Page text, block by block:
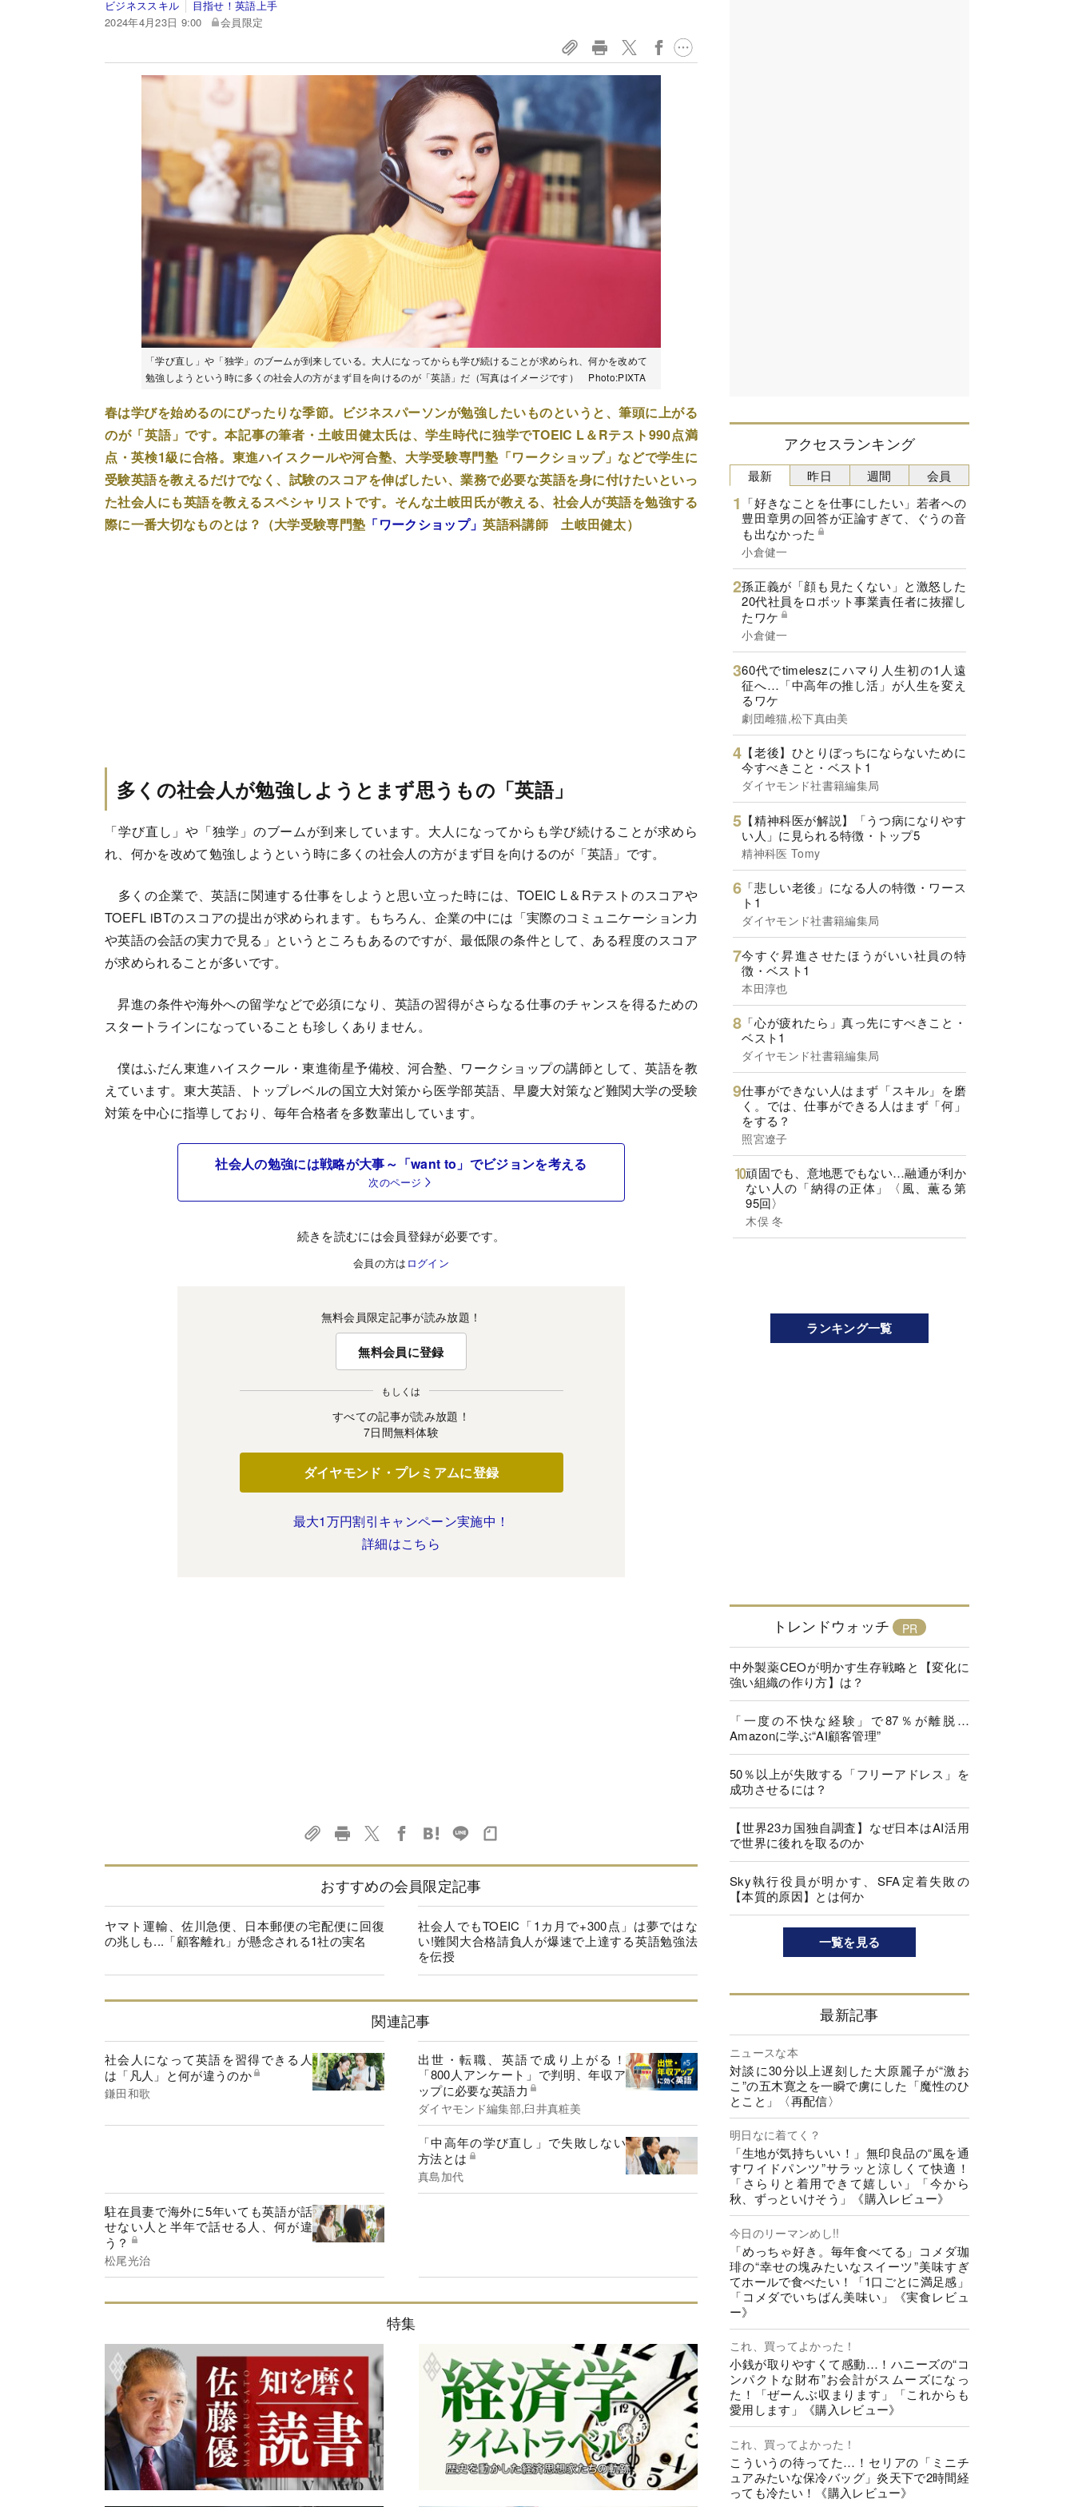
ビジネススキル
目指せ！英語上手
2024年4月23日 9:00
会員限定
「学び直し」や「独学」のブームが到来している。大人になってからも学び続けることが求められ、何かを改めて
勉強しようという時に多くの社会人の方がまず目を向けるのが「英語」だ（写真はイメージです） Photo:PIXTA
春は学びを始めるのにぴったりな季節。ビジネスパーソンが勉強したいものというと、筆頭に上がる
のが「英語」です。本記事の筆者・土岐田健太氏は、学生時代に独学でTOEIC L＆Rテスト990点満
点・英検1級に合格。東進ハイスクールや河合塾、大学受験専門塾「ワークショップ」などで学生に
受験英語を教えるだけでなく、試験のスコアを伸ばしたい、業務で必要な英語を身に付けたいといっ
た社会人にも英語を教えるスペシャリストです。そんな土岐田氏が教える、社会人が英語を勉強する
際に一番大切なものとは？（大学受験専門塾 「ワークショップ」英語科講師 土岐田健太）
多くの社会人が勉強しようとまず思うもの「英語」
「学び直し」や「独学」のブームが到来しています。大人になってからも学び続けることが求めら
れ、何かを改めて勉強しようという時に多くの社会人の方がまず目を向けるのが「英語」です。
多くの企業で、英語に関連する仕事をしようと思い立った時には、TOEIC L＆Rテストのスコアや
TOEFL iBTのスコアの提出が求められます。もちろん、企業の中には「実際のコミュニケーション力
や英語の会話の実力で見る」というところもあるのですが、最低限の条件として、ある程度のスコア
が求められることが多いです。
昇進の条件や海外への留学などで必須になり、英語の習得がさらなる仕事のチャンスを得るための
スタートラインになっていることも珍しくありません。
僕はふだん東進ハイスクール・東進衛星予備校、河合塾、ワークショップの講師として、英語を教
えています。東大英語、トップレベルの国立大対策から医学部英語、早慶大対策など難関大学の受験
対策を中心に指導しており、毎年合格者を多数輩出しています。
社会人の勉強には戦略が大事～「want to」でビジョンを考える
次のページ
続きを読むには会員登録が必要です。
会員の方は ログイン
無料会員限定記事が読み放題！
無料会員に登録
もしくは
すべての記事が読み放題！
7日間無料体験
ダイヤモンド・プレミアムに登録
最大1万円割引キャンペーン実施中！
詳細はこちら
おすすめの会員限定記事
ヤマト運輸、佐川急便、日本郵便の宅配便に回復
の兆しも...「顧客離れ」が懸念される1社の実名
社会人でもTOEIC「1カ月で+300点」は夢ではな
い!難関大合格請負人が爆速で上達する英語勉強法
を伝授
関連記事
社会人になって英語を習得できる人
は「凡人」と何が違うのか
鎌田和歌
出世・転職、英語で成り上がる！
「800人アンケート」で判明、年収ア
ップに必要な英語力
ダイヤモンド編集部,臼井真粧美
「中高年の学び直し」で失敗しない
方法とは
真島加代
駐在員妻で海外に5年いても英語が話
せない人と半年で話せる人、何が違
う？
松尾光治
特集
アクセスランキング
最新
「好きなことを仕事にしたい」若者への
豊田章男の回答が正論すぎて、ぐうの音
も出なかった
小倉健一
孫正義が「顔も見たくない」と激怒した
20代社員をロボット事業責任者に抜擢し
たワケ
小倉健一
60代でtimeleszにハマり人生初の1人遠
征へ…「中高年の推し活」が人生を変え
るワケ
劇団雌猫,松下真由美
【老後】ひとりぼっちにならないために
今すべきこと・ベスト1
ダイヤモンド社書籍編集局
【精神科医が解説】「うつ病になりやす
い人」に見られる特徴・トップ5
精神科医 Tomy
「悲しい老後」になる人の特徴・ワース
ト1
ダイヤモンド社書籍編集局
今すぐ昇進させたほうがいい社員の特
徴・ベスト1
本田淳也
「心が疲れたら」真っ先にすべきこと・
ベスト1
ダイヤモンド社書籍編集局
仕事ができない人はまず「スキル」を磨
く。では、仕事ができる人はまず「何」
をする？
照宮遼子
頑固でも、意地悪でもない…融通が利か
ない人の「納得の正体」〈風、薫る第
95回〉
木俣 冬
昨日 週間 会員
ランキング一覧
トレンドウォッチ
中外製薬CEOが明かす生存戦略と【変化に
強い組織の作り方】は？
「一度の不快な経験」で87％が離脱…
Amazonに学ぶ“AI顧客管理”
50％以上が失敗する「フリーアドレス」を
成功させるには？
【世界23カ国独自調査】なぜ日本はAI活用
で世界に後れを取るのか
Sky執行役員が明かす、SFA定着失敗の
【本質的原因】とは何か
一覧を見る
最新記事
ニュースな本
対談に30分以上遅刻した大原麗子が“激お
こ”の五木寛之を一瞬で虜にした「魔性のひ
とこと」〈再配信〉
明日なに着てく？
「生地が気持ちいい！」無印良品の“風を通
すワイドパンツ”サラッと涼しくて快適！
「さらりと着用できて嬉しい」「今から
秋、ずっといけそう」《購入レビュー》
今日のリーマンめし!!
「めっちゃ好き。毎年食べてる」コメダ珈
琲の“幸せの塊みたいなスイーツ”美味すぎ
てホールで食べたい！「1口ごとに満足感」
「コメダでいちばん美味い」《実食レビュ
ー》
これ、買ってよかった！
小銭が取りやすくて感動…！ハニーズの“コ
ンパクトな財布”お会計がスムーズになっ
た！「ぜーんぶ収まります」「これからも
愛用します」《購入レビュー》
これ、買ってよかった！
こういうの待ってた…！セリアの「ミニチ
ュアみたいな保冷バッグ」炎天下で2時間経
っても冷たい！《購入レビュー》